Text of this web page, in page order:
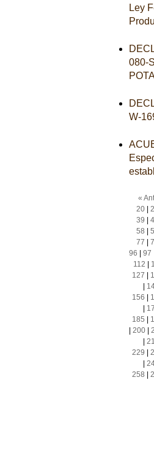
Ley
080-
W-
«
20|
39
58
77
96
97
112
127
156
185
200|
229
258